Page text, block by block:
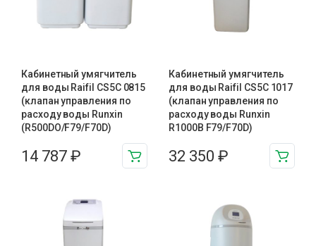
Кабинетный умягчитель
для воды Raifil СS5C 0815
(клапан управления по
расходу воды Runxin
(R500DO/F79/F70D)
14 787 ₽
Кабинетный умягчитель
для воды Raifil СS5C 1017
(клапан управления по
расходу воды Runxin
R1000B F79/F70D)
32 350 ₽